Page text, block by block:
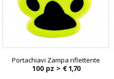
Portachiavi Zampa riflettente
100 pz > € 1,70